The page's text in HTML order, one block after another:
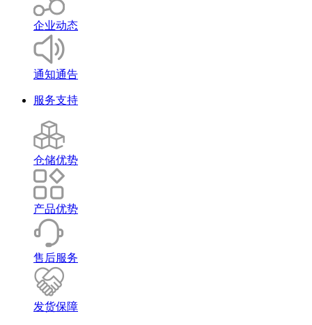
企业动态
通知通告
服务支持
仓储优势
产品优势
售后服务
发货保障